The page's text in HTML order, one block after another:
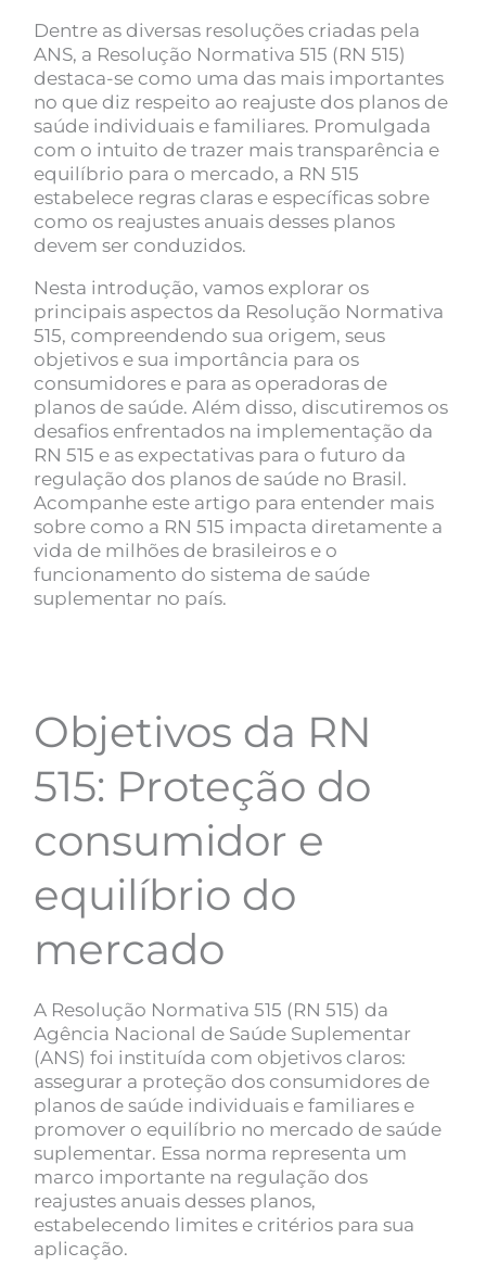
Dentre as diversas resoluções criadas pela
ANS, a Resolução Normativa 515 (RN 515)
destaca-se como uma das mais importantes
no que diz respeito ao reajuste dos planos de
saúde individuais e familiares. Promulgada
com o intuito de trazer mais transparência e
equilíbrio para o mercado, a RN 515
estabelece regras claras e específicas sobre
como os reajustes anuais desses planos
devem ser conduzidos.
Nesta introdução, vamos explorar os
principais aspectos da Resolução Normativa
515, compreendendo sua origem, seus
objetivos e sua importância para os
consumidores e para as operadoras de
planos de saúde. Além disso, discutiremos os
desafios enfrentados na implementação da
RN 515 e as expectativas para o futuro da
regulação dos planos de saúde no Brasil.
Acompanhe este artigo para entender mais
sobre como a RN 515 impacta diretamente a
vida de milhões de brasileiros e o
funcionamento do sistema de saúde
suplementar no país.
Objetivos da RN
515: Proteção do
consumidor e
equilíbrio do
mercado
A Resolução Normativa 515 (RN 515) da
Agência Nacional de Saúde Suplementar
(ANS) foi instituída com objetivos claros:
assegurar a proteção dos consumidores de
planos de saúde individuais e familiares e
promover o equilíbrio no mercado de saúde
suplementar. Essa norma representa um
marco importante na regulação dos
reajustes anuais desses planos,
estabelecendo limites e critérios para sua
aplicação.